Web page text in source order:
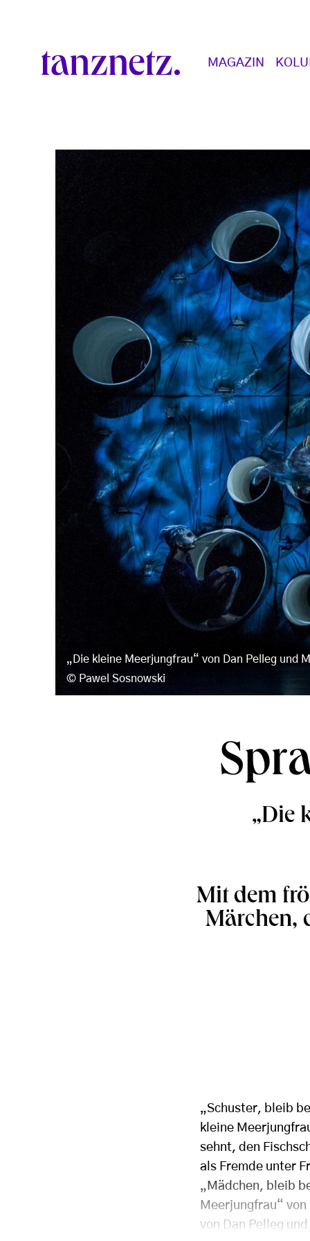
Main navigation
MAGAZIN
„Die kleine Meerjungfrau“ von Dan Pelleg und
Pawel Sosnowski
„Die
Mit dem
Märchen,
„Schuster, bleib
kleine
sehnt, den
als Fremde unter
„Mädchen, bleib
Meerjungfrau“
von Dan Pelleg